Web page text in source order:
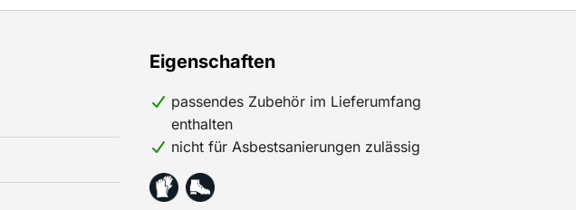
Eigenschaften
passendes Zubehör im Lieferumfang
enthalten
nicht für Asbestsanierungen zulässig